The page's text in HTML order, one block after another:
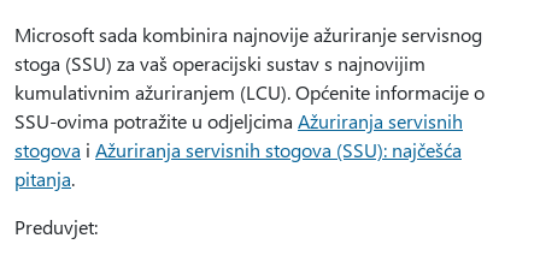
Microsoft sada kombinira najnovije ažuriranje servisnog
stoga (SSU) za vaš operacijski sustav s najnovijim
kumulativnim ažuriranjem (LCU). Općenite informacije o
SSU-ovima potražite u odjeljcima Ažuriranja servisnih
stogova i Ažuriranja servisnih stogova (SSU): najčešća
pitanja.
Preduvjet: